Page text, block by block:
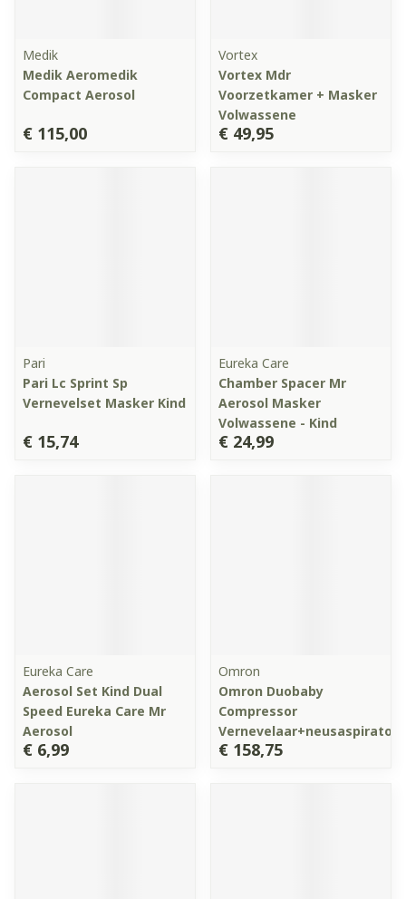
Medik
Medik Aeromedik
Compact Aerosol
€ 115,00
Vortex
Vortex Mdr
Voorzetkamer + Masker
Volwassene
€ 49,95
Pari
Pari Lc Sprint Sp
Vernevelset Masker Kind
€ 15,74
Eureka Care
Chamber Spacer Mr
Aerosol Masker
Volwassene - Kind
€ 24,99
Eureka Care
Aerosol Set Kind Dual
Speed Eureka Care Mr
Aerosol
€ 6,99
Omron
Omron Duobaby
Compressor
Vernevelaar+neusaspirator
€ 158,75